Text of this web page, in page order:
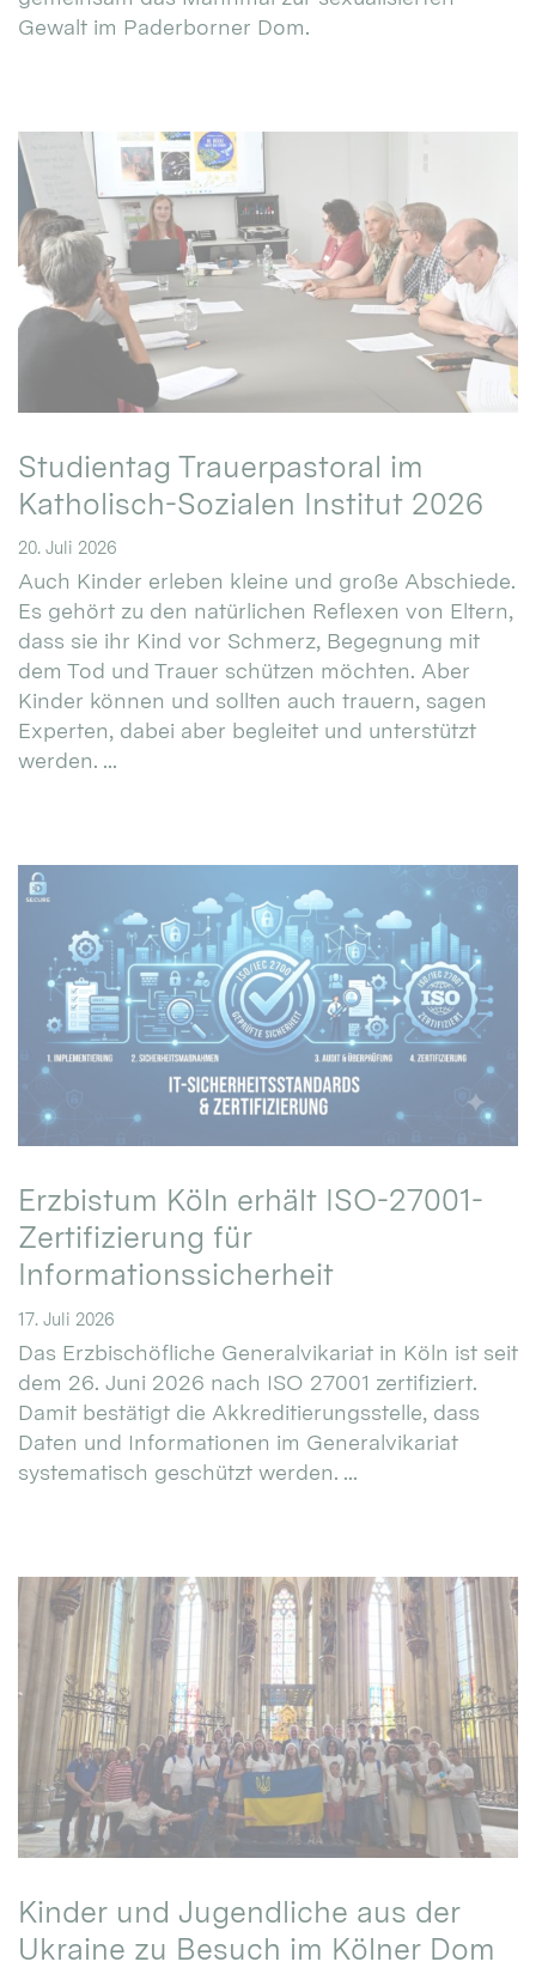
Gewalt im Paderborner Dom.
Studientag Trauerpastoral im
Katholisch-Sozialen Institut 2026
20. Juli 2026
Auch Kinder erleben kleine und große Abschiede.
Es gehört zu den natürlichen Reflexen von Eltern,
dass sie ihr Kind vor Schmerz, Begegnung mit
dem Tod und Trauer schützen möchten. Aber
Kinder können und sollten auch trauern, sagen
Experten, dabei aber begleitet und unterstützt
werden. ...
Erzbistum Köln erhält ISO-27001-
Zertifizierung für
Informationssicherheit
17. Juli 2026
Das Erzbischöfliche Generalvikariat in Köln ist seit
dem 26. Juni 2026 nach ISO 27001 zertifiziert.
Damit bestätigt die Akkreditierungsstelle, dass
Daten und Informationen im Generalvikariat
systematisch geschützt werden. ...
Kinder und Jugendliche aus der
Ukraine zu Besuch im Kölner Dom